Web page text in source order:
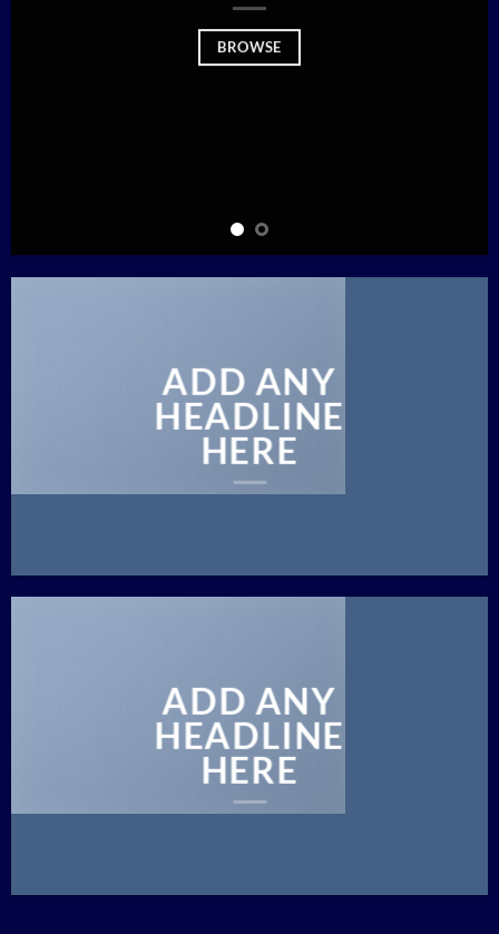
BROWSE
ADD ANY
HEADLINE
HERE
ADD ANY
HEADLINE
HERE